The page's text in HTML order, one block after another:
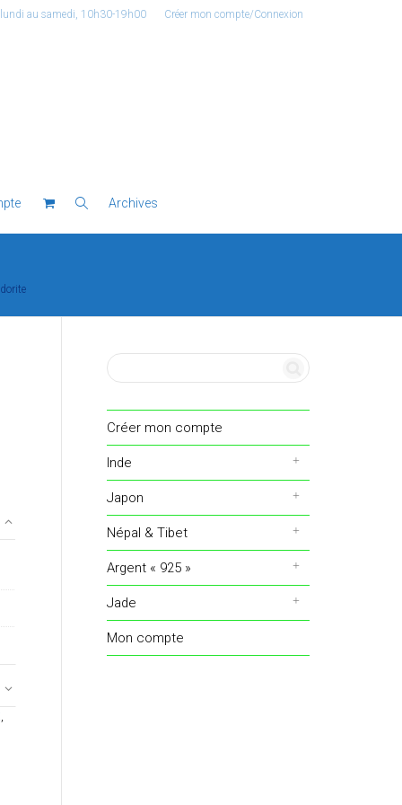
au samedi, 10h30-19h00 Créer mon compte/Connexion
Archives
Créer mon compte
Inde
Japon
Népal & Tibet
Argent « 925 »
Jade
Mon compte